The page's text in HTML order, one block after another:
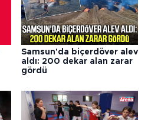
Samsun'da biçerdöver alev
aldı: 200 dekar alan zarar
gördü